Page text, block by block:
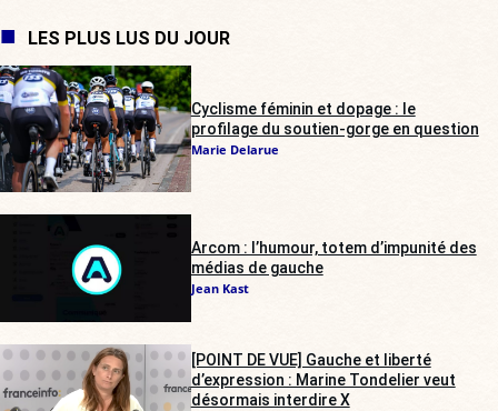
LES PLUS LUS DU JOUR
Cyclisme féminin et dopage : le
profilage du soutien-gorge en question
Marie Delarue
Arcom : l’humour, totem d’impunité des
médias de gauche
Jean Kast
[POINT DE VUE] Gauche et liberté
d’expression : Marine Tondelier veut
désormais interdire X